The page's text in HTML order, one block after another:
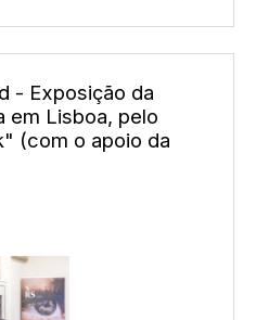
- Exposição da
em Lisboa, pelo
(com o apoio da